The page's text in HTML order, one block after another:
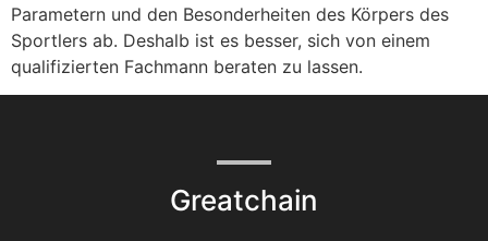
Parametern und den Besonderheiten des Körpers des
Sportlers ab. Deshalb ist es besser, sich von einem
qualifizierten Fachmann beraten zu lassen.
Greatchain